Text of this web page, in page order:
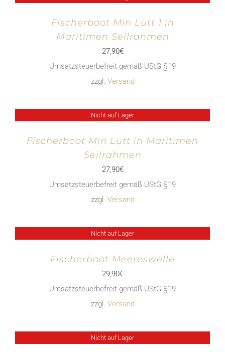
Fischerboot Min Lütt 1 in
Maritimen Seilrahmen
27,90€
Umsatzsteuerbefreit gemäß UStG §19
zzgl. Versand
Nicht auf Lager
Fischerboot Min Lütt in Maritimen
Seilrahmen
27,90€
Umsatzsteuerbefreit gemäß UStG §19
zzgl. Versand
Nicht auf Lager
Fischerboot Meereswelle
29,90€
Umsatzsteuerbefreit gemäß UStG §19
zzgl. Versand
Nicht auf Lager